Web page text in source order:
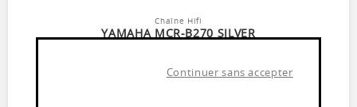
Chaîne Hifi
YAMAHA MCR-B270 SILVER
Puissance 2 x 30 watts
Continuer sans accepter